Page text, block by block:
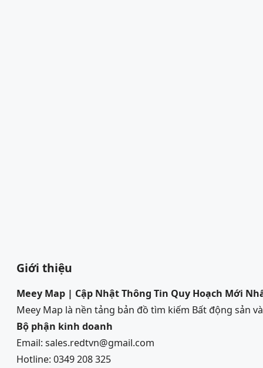
Giới thiệu
Meey Map | Cập Nhật Thông Tin Quy Hoạch Mới
Meey Map là nền tảng bản đồ tìm kiếm Bất động sản
Bộ phận kinh doanh
Email: sales.redtvn@gmail.com
Hotline: 0349 208 325